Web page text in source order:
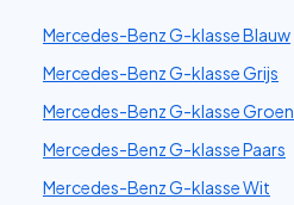
Mercedes-Benz G-klasse Blauw
Mercedes-Benz G-klasse Grijs
Mercedes-Benz G-klasse Groen
Mercedes-Benz G-klasse Paars
Mercedes-Benz G-klasse Wit